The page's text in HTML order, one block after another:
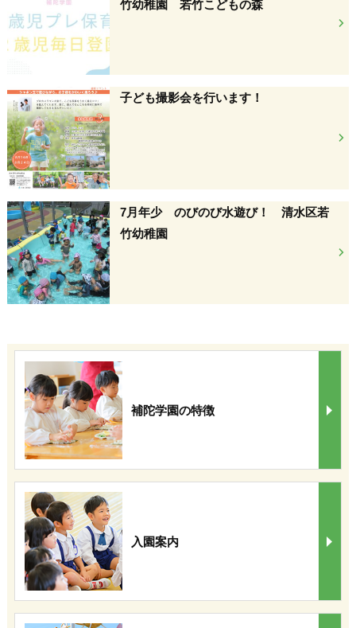
竹幼稚園 若竹こどもの森
子ども撮影会を行います！
7月年少 のびのび水遊び！ 清水区若
竹幼稚園
補陀学園の特徴
入園案内